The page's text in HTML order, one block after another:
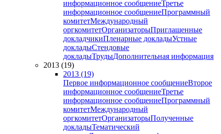
информационное сообщениеТретье
информационное сообщениеПрограммный
комитетМеждународный
оргкомитетОрганизаторыПриглашенные
докладчикиПленарные докладыУстные
докладыСтендовые
докладыТрудыДополнительная информация
2013 (19)
2013 (19)
Первое информационное сообщениеВторое
информационное сообщениеТретье
информационное сообщениеПрограммный
комитетМеждународный
оргкомитетОрганизаторыПолученные
докладыТематический